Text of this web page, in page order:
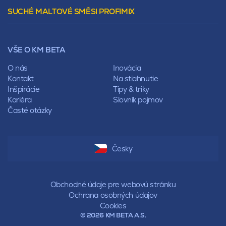
Mansardová
Pultová
Sedlová
Polovalbová
Stanová
Mansardová
Pultová
Hodonka
Preklady
Lícové murivo
Pálené zdivo Profiblok
Nosné murivo
Priečky
Vencovky
Preklady
SUCHÉ MALTOVÉ SMĚSI PROFIMIX
VŠE O KM BETA
O nás
Inovácia
Kontakt
Na stiahnutie
Inšpirácie
Tipy & triky
Kariéra
Slovník pojmov
Časté otázky
Česky
© 2026 KM BETA A.S.
Obchodné údaje pre webovú stránku
Ochrana osobných údajov
Cookies